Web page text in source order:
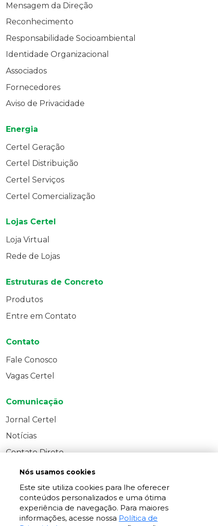
Mensagem da Direção
Reconhecimento
Responsabilidade Socioambiental
Identidade Organizacional
Associados
Fornecedores
Aviso de Privacidade
Energia
Certel Geração
Certel Distribuição
Certel Serviços
Certel Comercialização
Lojas Certel
Loja Virtual
Rede de Lojas
Estruturas de Concreto
Produtos
Entre em Contato
Contato
Fale Conosco
Vagas Certel
Comunicação
Jornal Certel
Notícias
Contato Direto
Nós usamos cookies
Este site utiliza cookies para lhe oferecer
conteúdos personalizados e uma ótima
experiência de navegação. Para maiores
informações, acesse nossa Política de